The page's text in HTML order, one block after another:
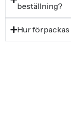
beställning?
Hur